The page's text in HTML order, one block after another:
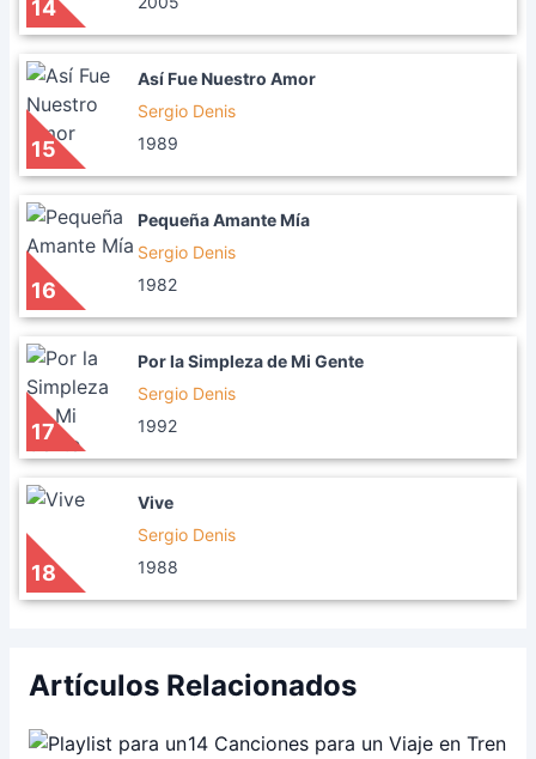
14
15
Así Fue Nuestro Amor
Sergio Denis
1989
16
Pequeña Amante Mía
Sergio Denis
1982
17
Por la Simpleza de Mi Gente
Sergio Denis
1992
18
Vive
Sergio Denis
1988
Artículos Relacionados
14 Canciones para un Viaje en Tren